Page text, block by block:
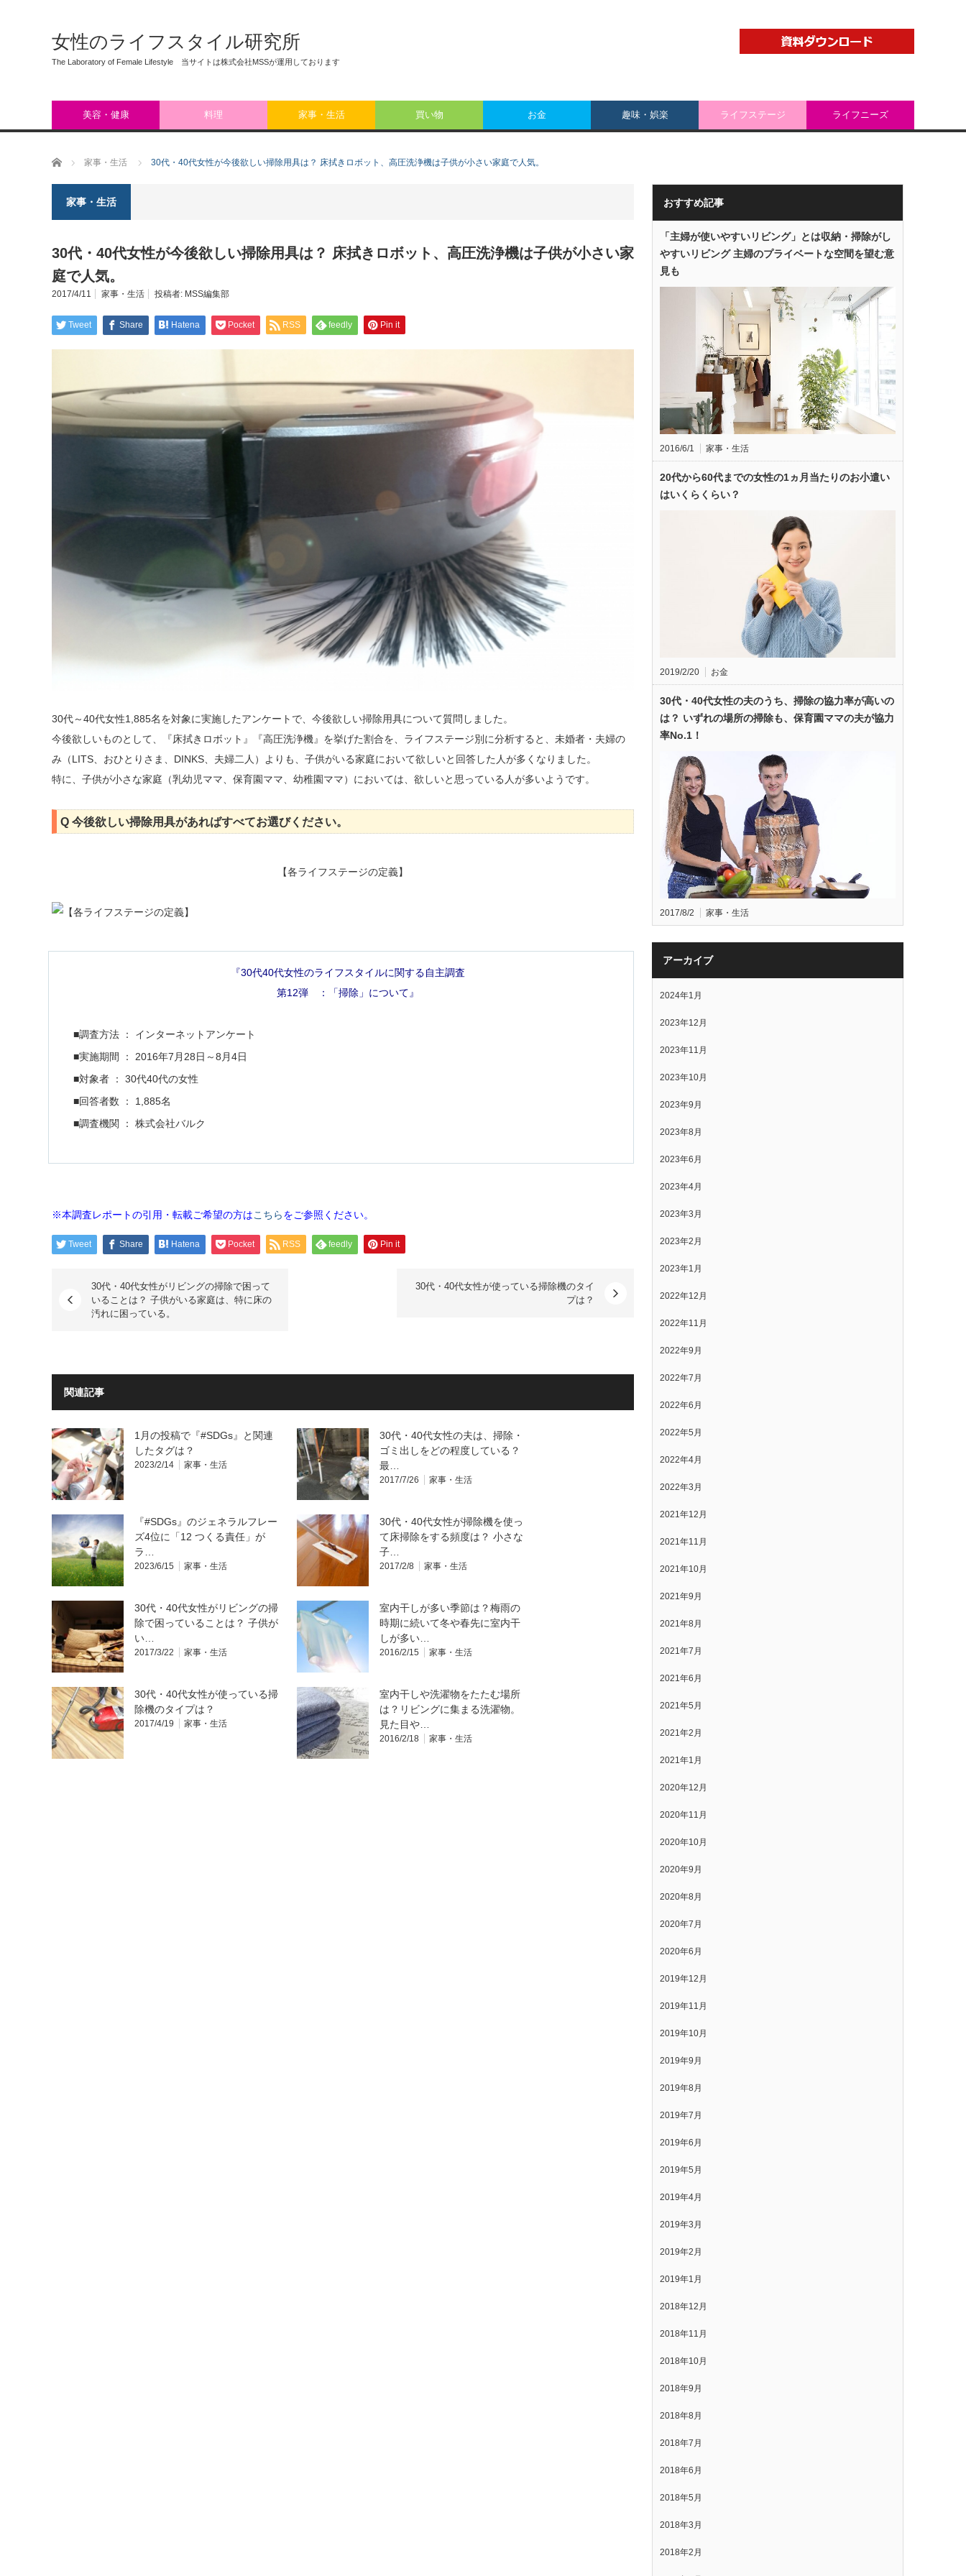
女性のライフスタイル研究所
The Laboratory of Female Lifestyle 当サイトは株式会社MSSが運用しております
美容・健康 料理 家事・生活 買い物 お金 趣味・娯楽 ライフステージ ライフニーズ
ホーム 家事・生活 30代・40代女性が今後欲しい掃除用具は？ 床拭きロボット、高圧洗浄機は子供が小さい家庭で人気。
家事・生活
30代・40代女性が今後欲しい掃除用具は？ 床拭きロボット、高圧洗浄機は子供が小さい家
庭で人気。
2017/4/11 家事・生活 投稿者: MSS編集部
Tweet Share Hatena Pocket RSS feedly Pin it
30代～40代女性1,885名を対象に実施したアンケートで、今後欲しい掃除用具について質問しました。
今後欲しいものとして、『床拭きロボット』『高圧洗浄機』を挙げた割合を、ライフステージ別に分析すると、未婚者・夫婦の
み（LITS、おひとりさま、DINKS、夫婦二人）よりも、子供がいる家庭において欲しいと回答した人が多くなりました。
特に、子供が小さな家庭（乳幼児ママ、保育園ママ、幼稚園ママ）においては、欲しいと思っている人が多いようです。
Q 今後欲しい掃除用具があればすべてお選びください。
【各ライフステージの定義】
『30代40代女性のライフスタイルに関する自主調査
第12弾 ：「掃除」について』
■調査方法 ： インターネットアンケート
■実施期間 ： 2016年7月28日～8月4日
■対象者 ： 30代40代の女性
■回答者数 ： 1,885名
■調査機関 ： 株式会社バルク
※本調査レポートの引用・転載ご希望の方はこちらをご参照ください。
Tweet Share Hatena Pocket RSS feedly Pin it
30代・40代女性がリビングの掃除で困って
いることは？ 子供がいる家庭は、特に床の
汚れに困っている。
30代・40代女性が使っている掃除機のタイ
プは？
関連記事
1月の投稿で『#SDGs』と関連
したタグは？
2023/2/14 家事・生活
30代・40代女性の夫は、掃除・
ゴミ出しをどの程度している？
最…
2017/7/26 家事・生活
『#SDGs』のジェネラルフレー
ズ4位に「12 つくる責任」が
ラ…
2023/6/15 家事・生活
30代・40代女性が掃除機を使っ
て床掃除をする頻度は？ 小さな
子…
2017/2/8 家事・生活
30代・40代女性がリビングの掃
除で困っていることは？ 子供が
い…
2017/3/22 家事・生活
室内干しが多い季節は？梅雨の
時期に続いて冬や春先に室内干
しが多い…
2016/2/15 家事・生活
30代・40代女性が使っている掃
除機のタイプは？
2017/4/19 家事・生活
室内干しや洗濯物をたたむ場所
は？リビングに集まる洗濯物。
見た目や…
2016/2/18 家事・生活
おすすめ記事
「主婦が使いやすいリビング」とは収納・掃除がし
やすいリビング 主婦のプライベートな空間を望む意
見も
2016/6/1 家事・生活
20代から60代までの女性の1ヵ月当たりのお小遣い
はいくらくらい？
2019/2/20 お金
30代・40代女性の夫のうち、掃除の協力率が高いの
は？ いずれの場所の掃除も、保育園ママの夫が協力
率No.1！
2017/8/2 家事・生活
アーカイブ
2024年1月
2023年12月
2023年11月
2023年10月
2023年9月
2023年8月
2023年6月
2023年4月
2023年3月
2023年2月
2023年1月
2022年12月
2022年11月
2022年9月
2022年7月
2022年6月
2022年5月
2022年4月
2022年3月
2021年12月
2021年11月
2021年10月
2021年9月
2021年8月
2021年7月
2021年6月
2021年5月
2021年2月
2021年1月
2020年12月
2020年11月
2020年10月
2020年9月
2020年8月
2020年7月
2020年6月
2019年12月
2019年11月
2019年10月
2019年9月
2019年8月
2019年7月
2019年6月
2019年5月
2019年4月
2019年3月
2019年2月
2019年1月
2018年12月
2018年11月
2018年10月
2018年9月
2018年8月
2018年7月
2018年6月
2018年5月
2018年3月
2018年2月